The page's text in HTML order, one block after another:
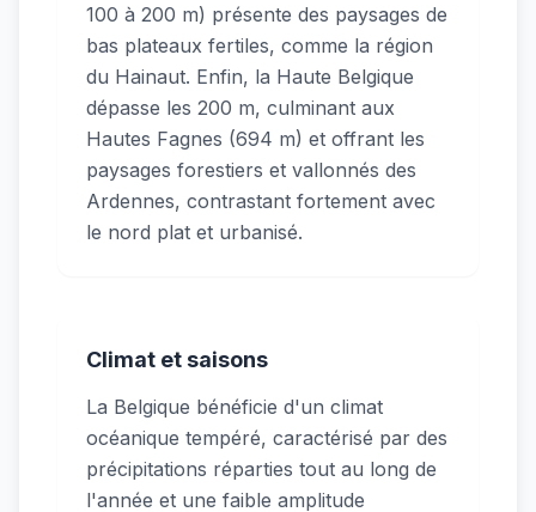
100 à 200 m) présente des paysages de
bas plateaux fertiles, comme la région
du Hainaut. Enfin, la Haute Belgique
dépasse les 200 m, culminant aux
Hautes Fagnes (694 m) et offrant les
paysages forestiers et vallonnés des
Ardennes, contrastant fortement avec
le nord plat et urbanisé.
Climat et saisons
La Belgique bénéficie d'un climat
océanique tempéré, caractérisé par des
précipitations réparties tout au long de
l'année et une faible amplitude